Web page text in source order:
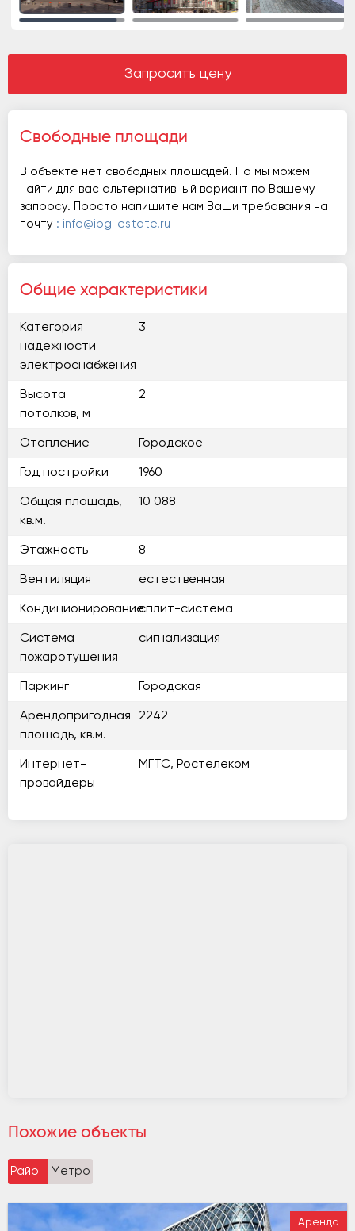
Запросить цену
Свободные площади
В объекте нет свободных площадей. Но мы можем
найти для вас альтернативный вариант по Вашему
запросу. Просто напишите нам Ваши требования на
почту : info@ipg-estate.ru
Общие характеристики
Категория
надежности
электроснабжения
3
Высота
потолков, м
2
Отопление Городское
Год постройки 1960
Общая площадь,
кв.м.
10 088
Этажность 8
Вентиляция естественная
Кондиционированиесплит-система
Система
пожаротушения
сигнализация
Паркинг Городская
Арендопригодная
площадь, кв.м.
2242
Интернет-
провайдеры
МГТС, Ростелеком
Похожие объекты
Район Метро
Аренда